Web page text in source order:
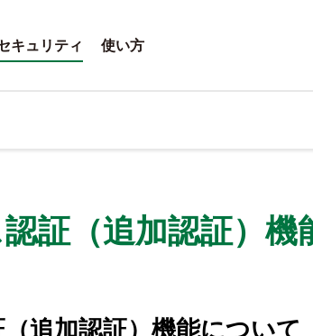
キュリティ 使い方
証（追加認証）機
追加認証）機能について